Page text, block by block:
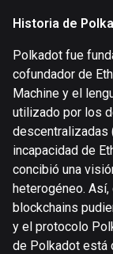
Historia de
Polkadot fue
cofundador de
Machine y el
utilizado por los
descentralizadas
incapacidad de
concibió una
heterogéneo.
blockchains
y el protocolo
de Polkadot está